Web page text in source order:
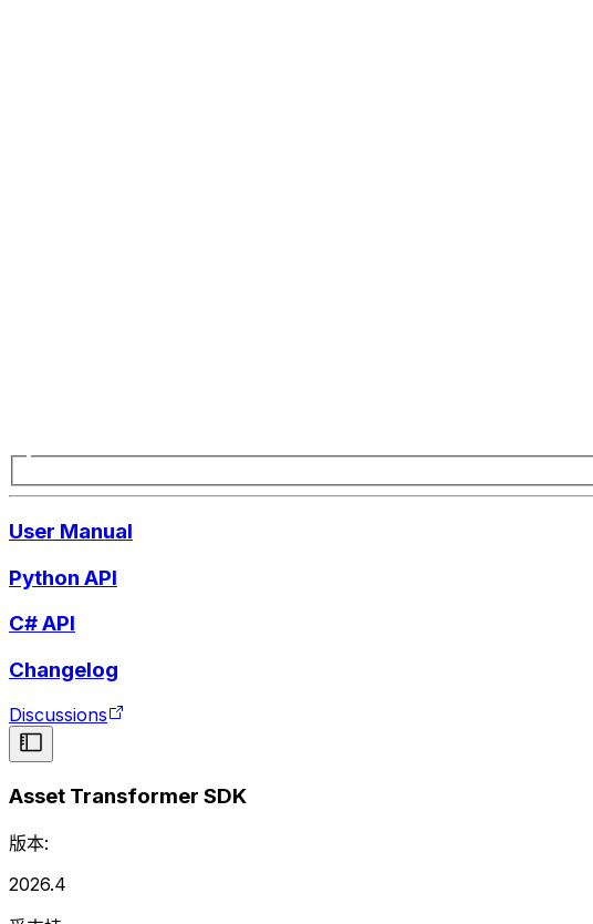
User Manual
Python API
C# API
Changelog
Discussions
Asset Transformer SDK
版本:
2026.4